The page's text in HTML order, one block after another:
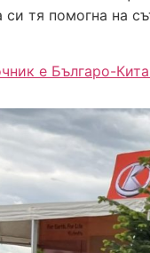
си тя помогна на
е Българо-